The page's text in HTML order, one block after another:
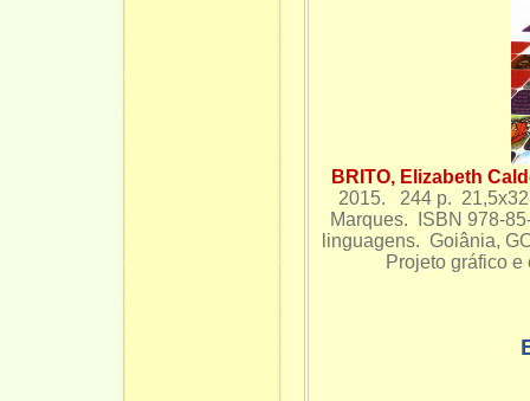
BRITO, Elizabeth
2015. 244 p. 21,5x32
Marques. ISBN 978-
linguagens. Goiânia,
Projeto gráfico